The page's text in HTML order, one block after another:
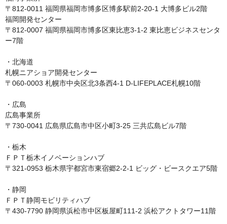
〒812-0011 福岡県福岡市博多区博多駅前2-20-1 大博多ビル2階
福岡開発センター
〒812-0007 福岡県福岡市博多区東比恵3-1-2 東比恵ビジネスセンタ
ー7階
・北海道
札幌ニアショア開発センター
〒060-0003 札幌市中央区北3条西4-1 D-LIFEPLACE札幌10階
・広島
広島事業所
〒730-0041 広島県広島市中区小町3-25 三共広島ビル7階
・栃木
ＦＰＴ栃木イノベーションハブ
〒321-0953 栃木県宇都宮市東宿郷2-2-1 ビッグ・ビースクエア5階
・静岡
ＦＰＴ静岡モビリティハブ
〒430-7790 静岡県浜松市中区板屋町111-2 浜松アクトタワー11階